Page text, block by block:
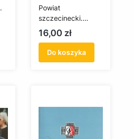
Powiat
szczecinecki.
Przewodnik dla
aktywnych
Cena
16,00 zł
Do koszyka